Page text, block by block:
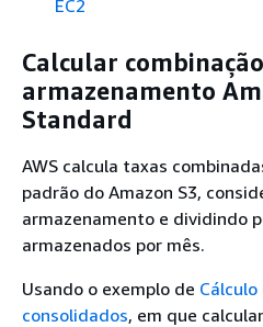
EC2
Calcular
armazenamento
Standard
AWS calcula taxas
padrão do Amazon S3,
armazenamento e dividindo
armazenados por mês.
Usando o exemplo de
consolidados, em que